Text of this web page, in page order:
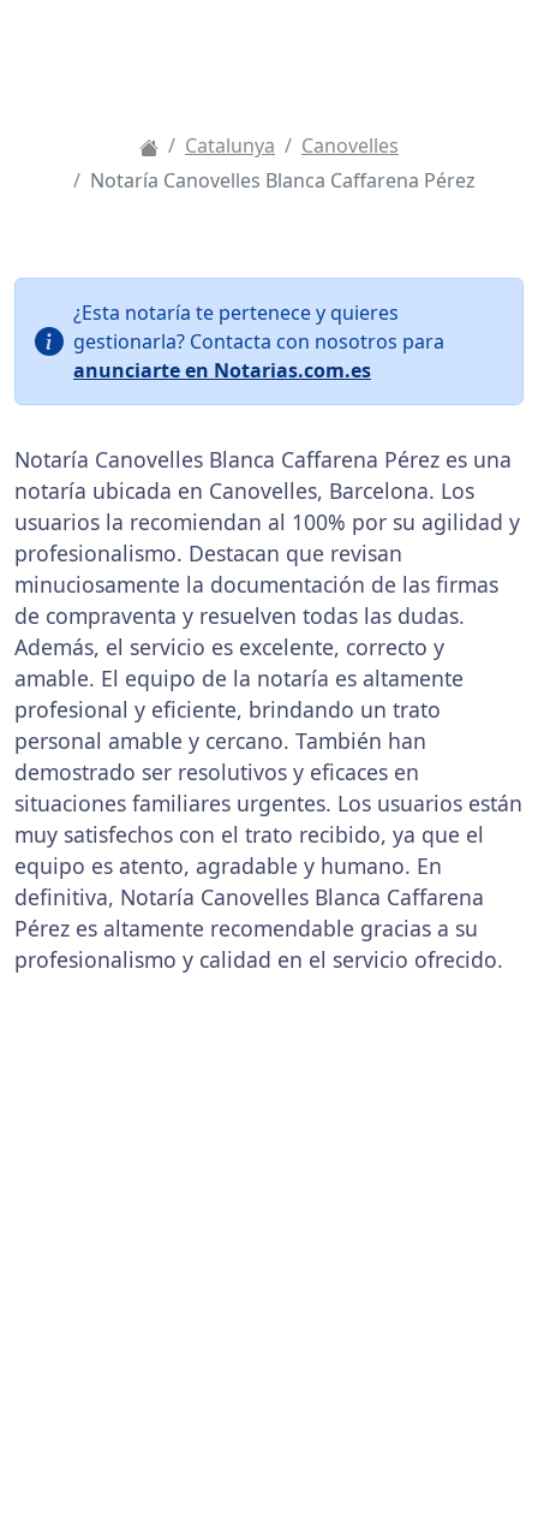
Catalunya
Canovelles
Notaría Canovelles Blanca Caffarena Pérez
¿Esta notaría te pertenece y quieres
gestionarla? Contacta con nosotros para
anunciarte en Notarias.com.es
Notaría Canovelles Blanca Caffarena Pérez es una
notaría ubicada en Canovelles, Barcelona. Los
usuarios la recomiendan al 100% por su agilidad y
profesionalismo. Destacan que revisan
minuciosamente la documentación de las firmas
de compraventa y resuelven todas las dudas.
Además, el servicio es excelente, correcto y
amable. El equipo de la notaría es altamente
profesional y eficiente, brindando un trato
personal amable y cercano. También han
demostrado ser resolutivos y eficaces en
situaciones familiares urgentes. Los usuarios están
muy satisfechos con el trato recibido, ya que el
equipo es atento, agradable y humano. En
definitiva, Notaría Canovelles Blanca Caffarena
Pérez es altamente recomendable gracias a su
profesionalismo y calidad en el servicio ofrecido.